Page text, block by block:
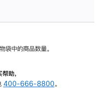
袋中的商品数量。
助，
400-666-8800。